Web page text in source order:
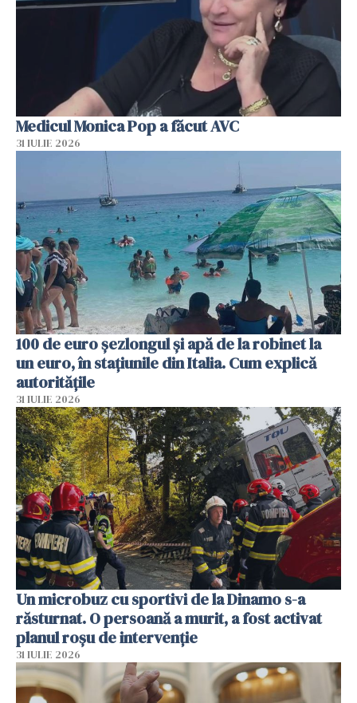
Medicul Monica Pop a făcut AVC
31 IULIE 2026
100 de euro șezlongul și apă de la robinet la
un euro, în stațiunile din Italia. Cum explică
autoritățile
31 IULIE 2026
Un microbuz cu sportivi de la Dinamo s-a
răsturnat. O persoană a murit, a fost activat
planul roșu de intervenție
31 IULIE 2026